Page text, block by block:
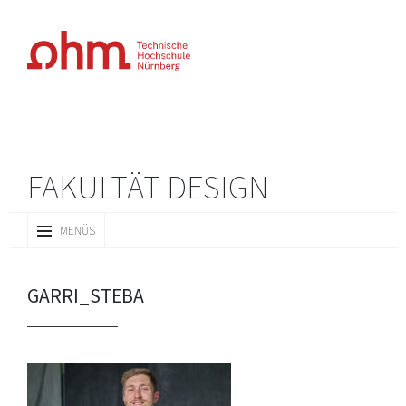
FAKULTÄT DESIGN
MENÜS
INHALT
GARRI_STEBA